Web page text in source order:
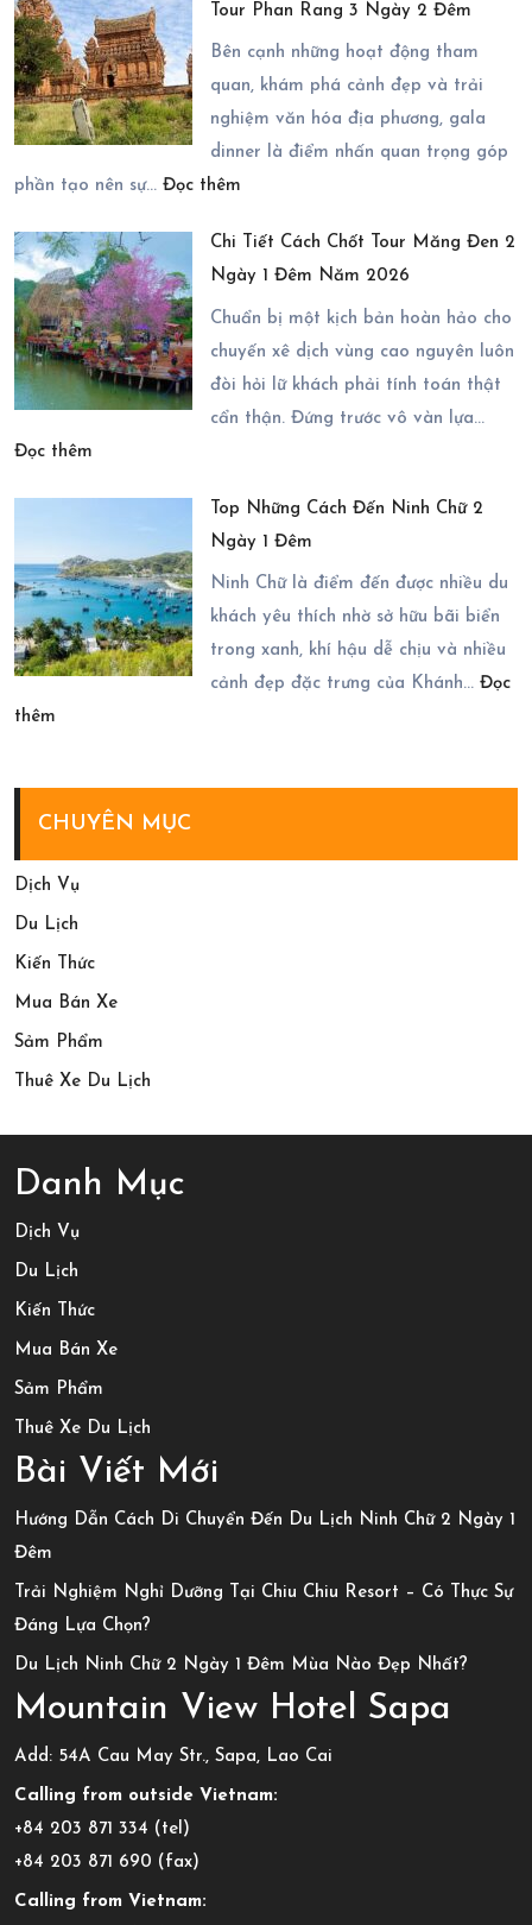
Vụ
Nào?
Hành
Trình
Ninh
Chữ
3
Đêm
Với
Các
Điểm
Đến
Đầy
Tour Phan Rang 3 Ngày 2 Đêm
Bên cạnh những hoạt động tham
quan, khám phá cảnh đẹp và trải
nghiệm văn hóa địa phương, gala
dinner là điểm nhấn quan trọng góp
phần tạo nên sự… Đọc thêm
Quyết
Tổ
Chức
Gala
Dinner
Trong
Rang
3
Ngày
2
Đêm
Chi Tiết Cách Chốt Tour Măng Đen 2
Ngày 1 Đêm Năm 2026
Chuẩn bị một kịch bản hoàn hảo cho
chuyến xê dịch vùng cao nguyên luôn
đòi hỏi lữ khách phải tính toán thật
cẩn thận. Đứng trước vô vàn lựa…
Đọc thêm
Chốt
Tour
Măng
Đêm
Top Những Cách Đến Ninh Chữ 2
Ngày 1 Đêm
Ninh Chữ là điểm đến được nhiều du
khách yêu thích nhờ sở hữu bãi biển
trong xanh, khí hậu dễ chịu và nhiều
cảnh đẹp đặc trưng của Khánh… Đọc
thêm
Cách
Ninh
Chữ
Đêm
CHUYÊN MỤC
Dịch Vụ
Du Lịch
Kiến Thức
Mua Bán Xe
Sảm Phẩm
Thuê Xe Du Lịch
Danh Mục
Dịch Vụ
Du Lịch
Kiến Thức
Mua Bán Xe
Sảm Phẩm
Thuê Xe Du Lịch
Bài Viết Mới
Hướng Dẫn Cách Di Chuyển Đến Du Lịch Ninh Chữ 2 Ngày 1
Đêm
Trải Nghiệm Nghỉ Dưỡng Tại Chiu Chiu Resort – Có Thực Sự
Đáng Lựa Chọn?
Du Lịch Ninh Chữ 2 Ngày 1 Đêm Mùa Nào Đẹp Nhất?
Mountain View Hotel Sapa
Add: 54A Cau May Str., Sapa, Lao Cai
Calling from outside Vietnam:
+84 203 871 334 (tel)
+84 203 871 690 (fax)
Calling from Vietnam: